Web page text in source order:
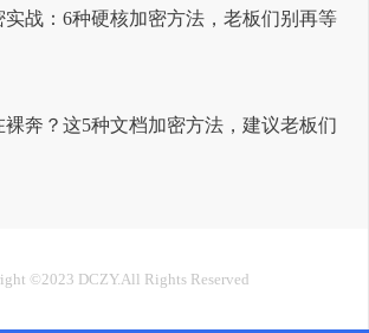
战：6种硬核加密方法，老板们别再等
奔？这5种文档加密方法，建议老板们
©2023 DCZY.All Rights Reserved